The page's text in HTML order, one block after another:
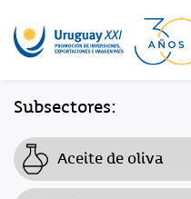
Subsectores:
Aceite de oliva